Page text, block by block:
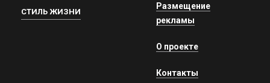
СТИЛЬ ЖИЗНИ
Размещение
рекламы
О проекте
Контакты